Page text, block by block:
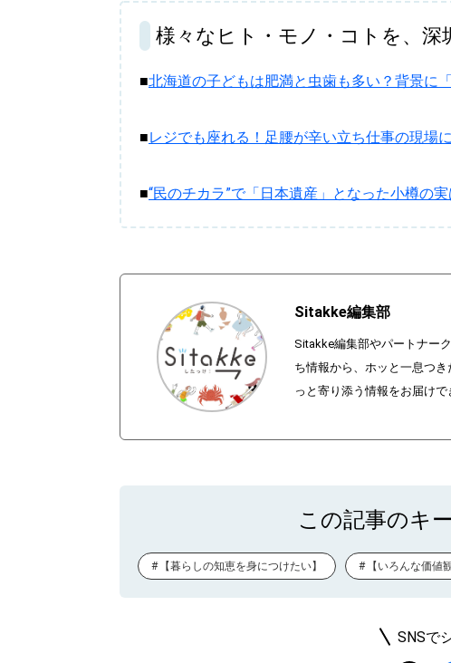
運営会社 広告掲載 情報提供・お問い合わせ 利用規約
プライバシーポリシー
様々なヒト・モノ・コトを、深
■北海道の子どもは肥満と虫歯も多い？背景に
■レジでも座れる！足腰が辛い立ち仕事の現場
■“民のチカラ”で「日本遺産」となった小樽の
Sitakke編集部
Sitakke編集部やパートナー
ち情報から、ホッと一息つ
っと寄り添う情報をお届けで
この記事のキ
【暮らしの知恵を身につけたい】 【いろんな価値
SNSで